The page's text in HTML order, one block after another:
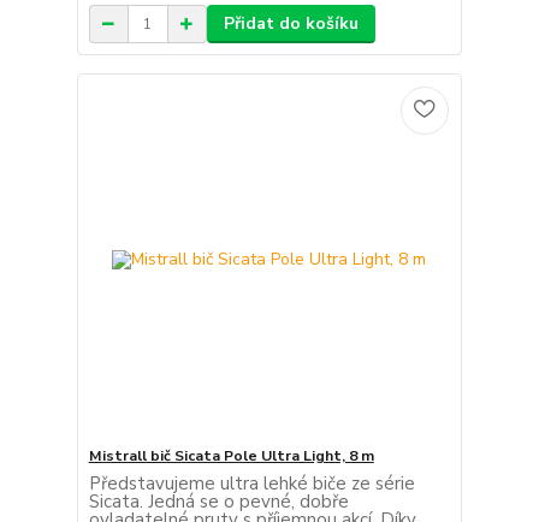
Přidat do košíku
Mistrall bič Sicata Pole Ultra Light, 8 m
Představujeme ultra lehké biče ze série
Sicata. Jedná se o pevné, dobře